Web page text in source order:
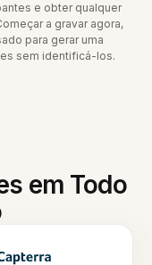
e obter qualquer
a gravar agora,
para gerar uma
sem identificá-los.
em Todo